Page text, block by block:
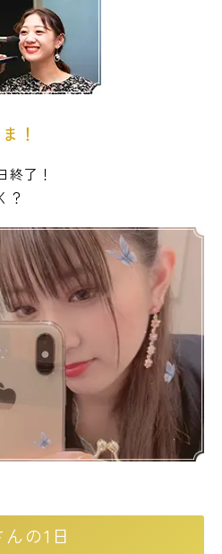
！
終了！
？
の1日